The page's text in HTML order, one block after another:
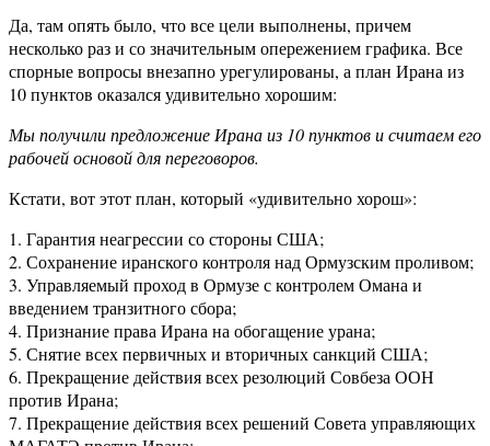
Да, там опять было, что все цели выполнены, причем
несколько раз и со значительным опережением графика. Все
спорные вопросы внезапно урегулированы, а план Ирана из
10 пунктов оказался удивительно хорошим:
Мы получили предложение Ирана из 10 пунктов и считаем его
рабочей основой для переговоров.
Кстати, вот этот план, который «удивительно хорош»:
1. Гарантия неагрессии со стороны США;
2. Сохранение иранского контроля над Ормузским проливом;
3. Управляемый проход в Ормузе с контролем Омана и
введением транзитного сбора;
4. Признание права Ирана на обогащение урана;
5. Снятие всех первичных и вторичных санкций США;
6. Прекращение действия всех резолюций Совбеза ООН
против Ирана;
7. Прекращение действия всех решений Совета управляющих